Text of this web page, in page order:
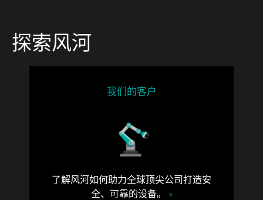
探索风河
我们的客户
了解风河如何助力全球顶尖公司打造安
全、可靠的设备。 »